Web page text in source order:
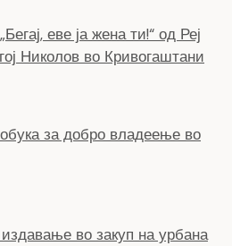
еве ја жена ти!“ од Реј
Николов во Кривогаштани
за добро владеење во
во закуп на урбана